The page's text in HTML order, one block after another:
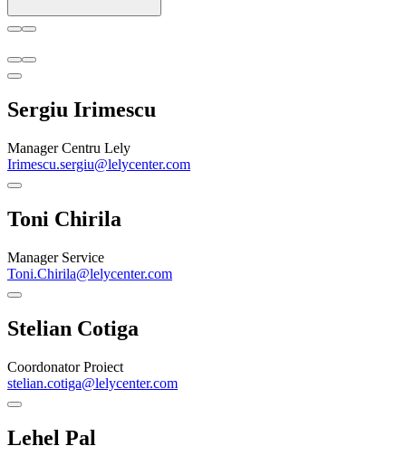
Sergiu Irimescu
Manager Centru Lely
Irimescu.sergiu@lelycenter.com
Toni Chirila
Manager Service
Toni.Chirila@lelycenter.com
Stelian Cotiga
Coordonator Proiect
stelian.cotiga@lelycenter.com
Lehel Pal